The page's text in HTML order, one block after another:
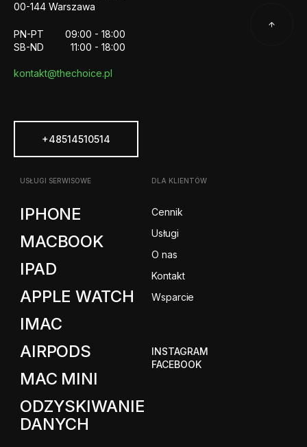
00-144 Warszawa
PN-PT
09:00 - 18:00
SB-ND
11:00 - 18:00
kontakt@thechoice.pl
+48514510514
USŁUGI SERWISOWE
IPHONE
MACBOOK
IPAD
APPLE WATCH
IMAC
AIRPODS
MAC MINI
ODZYSKIWANIE
DANYCH
DLA KLIENTÓW
Cennik
Usługi
O nas
Kontakt
Wsparcie
INSTAGRAM
FACEBOOK